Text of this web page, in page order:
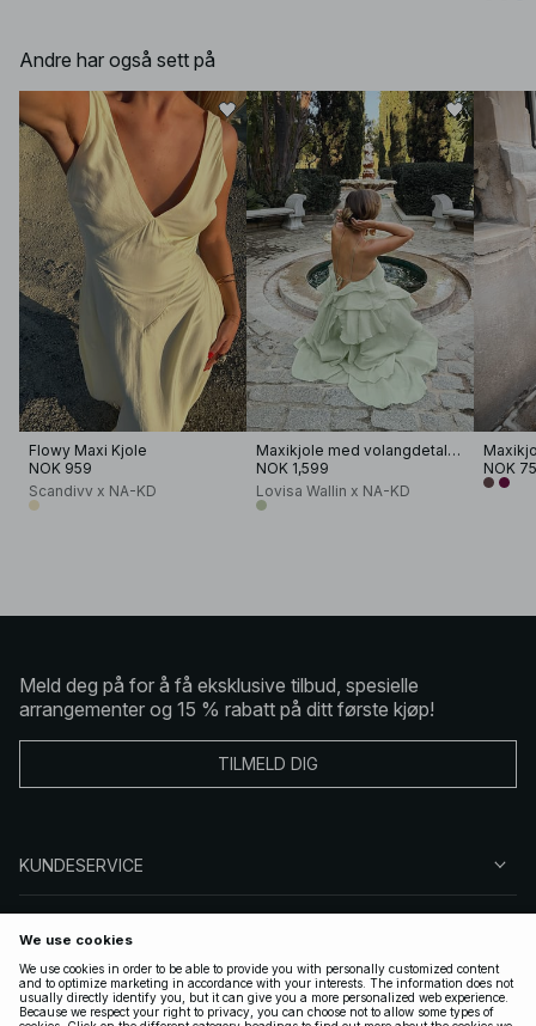
Andre har også sett på
Flowy Maxi Kjole
NOK 959
Scandivv x NA-KD
Maxikjole med volangdetaljer
NOK 1,599
Lovisa Wallin x NA-KD
NOK
Meld deg på for å få eksklusive tilbud, spesielle
arrangementer og 15 % rabatt på ditt første kjøp!
TILMELD DIG
KUNDESERVICE
FØLG OSS